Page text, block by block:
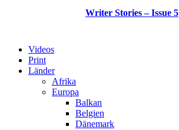
Writer Stories – Issue 5
Videos
Print
Länder
Afrika
Europa
Balkan
Belgien
Dänemark